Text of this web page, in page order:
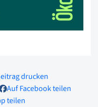
drucken
Auf Facebook teilen
teilen